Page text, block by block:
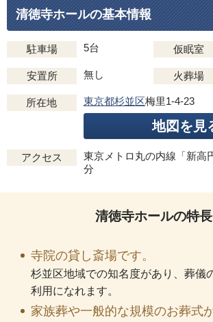
清徳寺ホールの基本情報
駐車場 5台 仮眠室
安置所 無し 火葬場
所在地 東京都杉並区梅里1-4-23
地図を見
アクセス
東京メトロ丸の内線「新高
分
清徳寺ホールの特長
寺院の貸し斎場です。
杉並区地域での知名度があり、葬儀
利用になれます。
家族葬や一般的な規模のお葬式